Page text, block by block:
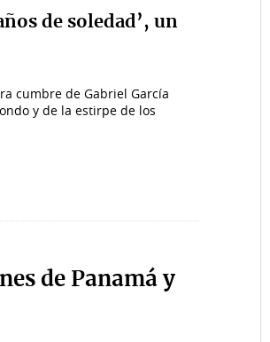
de soledad’, un
cumbre de Gabriel García
y de la estirpe de los
de Panamá y